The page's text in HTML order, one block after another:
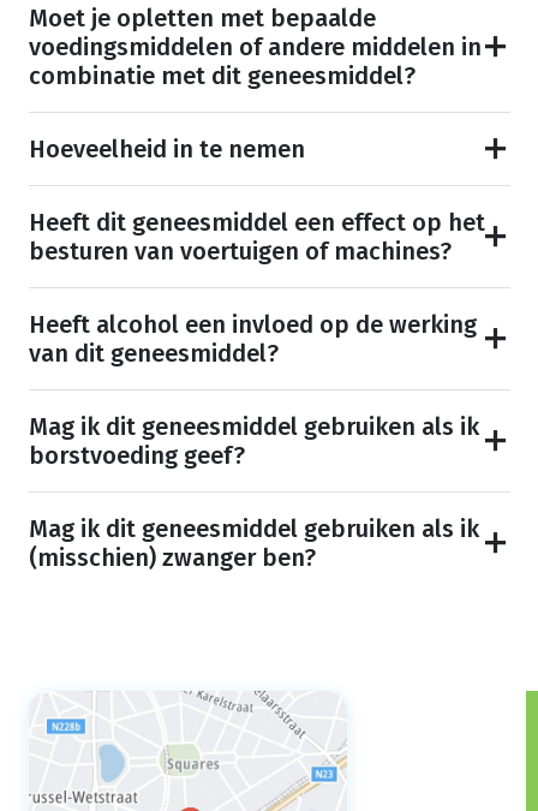
Moet je opletten met bepaalde
voedingsmiddelen of andere middelen in
combinatie met dit geneesmiddel?
Hoeveelheid in te nemen
Heeft dit geneesmiddel een effect op het
besturen van voertuigen of machines?
Heeft alcohol een invloed op de werking
van dit geneesmiddel?
Mag ik dit geneesmiddel gebruiken als ik
borstvoeding geef?
Mag ik dit geneesmiddel gebruiken als ik
(misschien) zwanger ben?